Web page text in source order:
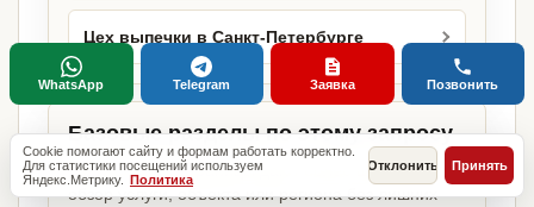
Цех выпечки в Санкт-Петербурге
Базовые разделы по этому запросу
Родительские страницы дают более широкий
обзор услуги, объекта или региона без лишних
Cookie помогают сайту и формам работать корректно.
Для статистики посещений используем
Яндекс.Метрику. Политика
Отклонить Принять
WhatsApp Telegram Заявка Позвонить